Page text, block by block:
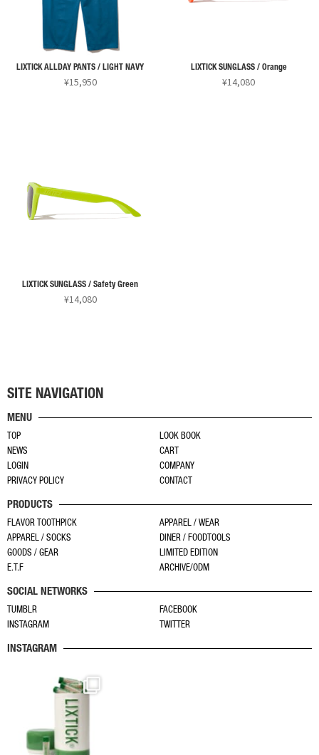
LIXTICK ALLDAY PANTS / LIGHT NAVY
¥15,950
LIXTICK SUNGLASS / Orange
¥14,080
LIXTICK SUNGLASS / Safety Green
¥14,080
SITE NAVIGATION
MENU
TOP
LOOK BOOK
NEWS
CART
LOGIN
COMPANY
PRIVACY POLICY
CONTACT
PRODUCTS
FLAVOR TOOTHPICK
APPAREL / WEAR
APPAREL / SOCKS
DINER / FOODTOOLS
GOODS / GEAR
LIMITED EDITION
E.T.F
ARCHIVE/ODM
SOCIAL NETWORKS
TUMBLR
FACEBOOK
INSTAGRAM
TWITTER
INSTAGRAM